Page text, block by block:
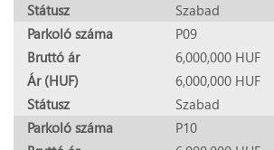
Státusz
Szabad
Parkoló száma
P09
Bruttó ár
6,000,000 HUF
Ár (HUF)
6,000,000 HUF
Státusz
Szabad
Parkoló száma
P10